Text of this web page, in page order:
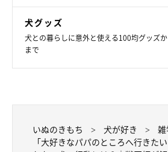
犬グッズ
犬との暮らしに意外と使える100均グッズ
まで
いぬのきもち 犬が好き
「大好きなパパのところへ行きた